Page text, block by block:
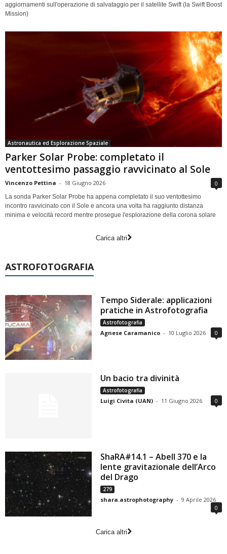
aggiornamenti sull'operazione di salvataggio per il satellite Swift (la Swift Boost
Mission)
Astronautica ed Esplorazione Spaziale
Parker Solar Probe: completato il
ventottesimo passaggio ravvicinato al Sole
Vincenzo Pettina - 18 Giugno 2026 0
La sonda Parker Solar Probe ha appena completato il suo ventottesimo
incontro ravvicinato con il Sole e ancora una volta ha raggiunto distanza
minima e velocità record mentre prosegue l'esplorazione della corona solare
Carica altri
ASTROFOTOGRAFIA
Tempo Siderale: applicazioni
pratiche in Astrofotografia
Astrofotografia
Agnese Caramanico - 10 Luglio 2026 0
Un bacio tra divinità
Astrofotografia
Luigi Civita (UAN) - 11 Giugno 2026 0
ShaRA#14.1 – Abell 370 e la
lente gravitazionale dell’Arco
del Drago
279
shara.astrophotography - 9 Aprile 2026
0
Carica altri